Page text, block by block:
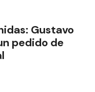
Gustavo
pedido de